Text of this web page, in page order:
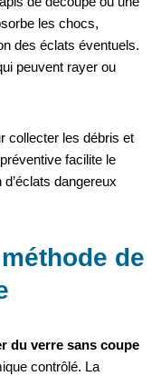
les chocs,
des éclats éventuels.
peuvent rayer ou
collecter les débris et
facilite le
dangereux
de
du verre sans coupe
contrôlé. La